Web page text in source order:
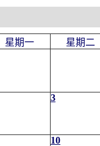
星期一 星期二
3
10